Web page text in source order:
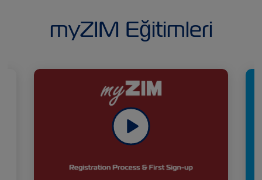
myZIM Eğitimleri